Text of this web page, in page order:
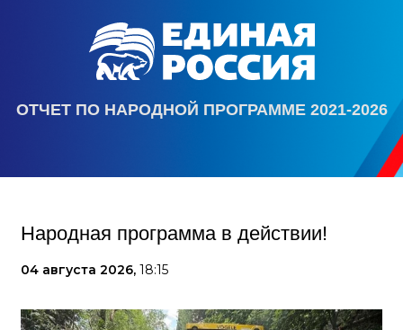
ОТЧЕТ ПО НАРОДНОЙ ПРОГРАММЕ 2021-2026
Народная программа в действии!
04 августа 2026, 18:15